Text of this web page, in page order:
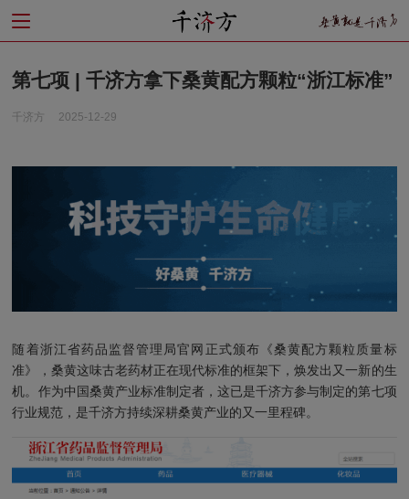
第七项 | 千济方拿下桑黄配方颗粒“浙江标准”
千济方 2025-12-29
随着浙江省药品监督管理局官网正式颁布《桑黄配方颗粒质量标
准》，桑黄这味古老药材正在现代标准的框架下，焕发出又一新的生
机。作为中国桑黄产业标准制定者，这已是千济方参与制定的第七项
行业规范，是千济方持续深耕桑黄产业的又一里程碑。